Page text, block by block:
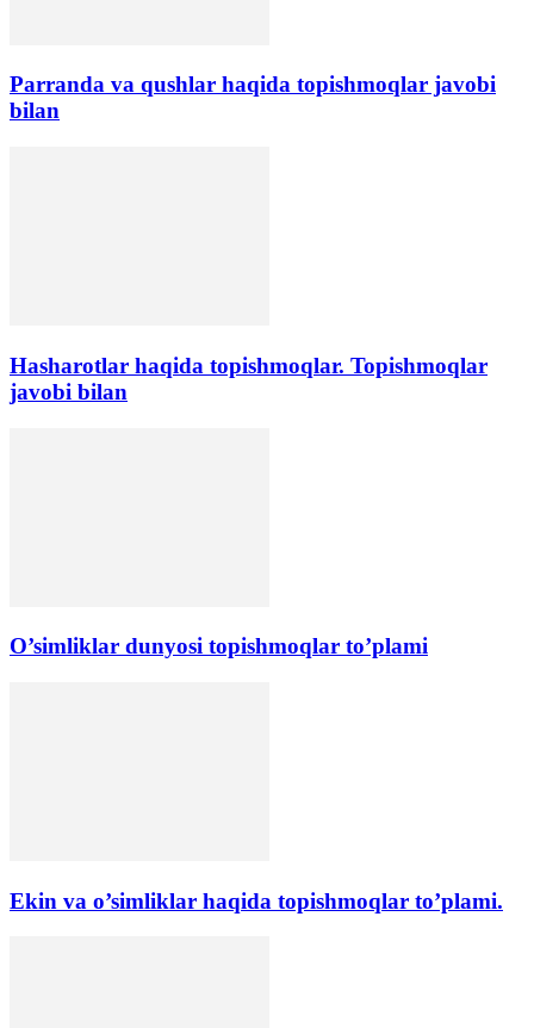
Parranda va qushlar haqida topishmoqlar javobi
bilan
Hasharotlar haqida topishmoqlar. Topishmoqlar
javobi bilan
O’simliklar dunyosi topishmoqlar to’plami
Ekin va o’simliklar haqida topishmoqlar to’plami.